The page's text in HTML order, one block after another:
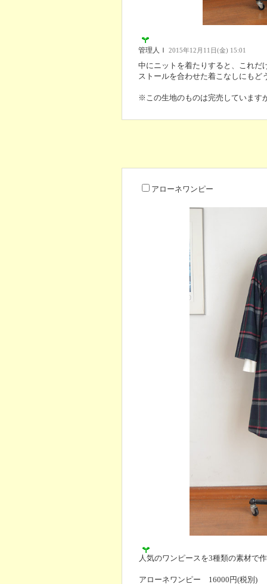
管理人Ｉ 2015年12月11日(金) 15:01
中にニットを着たりすると、これだ
ストールを合わせた着こなしにもど
※この生地のものは完売しています
アローネワンピー
人気のワンピースを3種類の素材で
アローネワンピー 16000円(税別)